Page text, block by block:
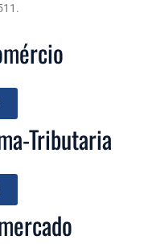
Tributaria